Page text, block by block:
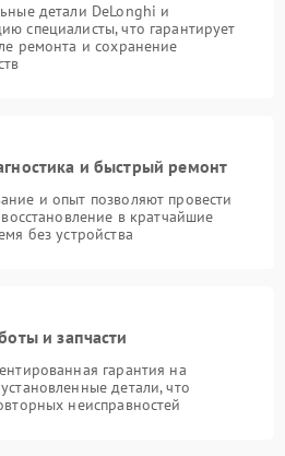
детали DeLonghi и
специалисты, что гарантирует
ремонта и сохранение
и быстрый ремонт
и опыт позволяют провести
в кратчайшие
без устройства
и запчасти
гарантия на
детали, что
неисправностей